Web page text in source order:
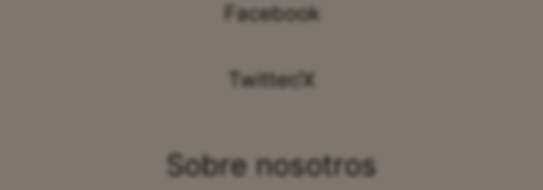
Facebook
Twitter/X
Sobre nosotros